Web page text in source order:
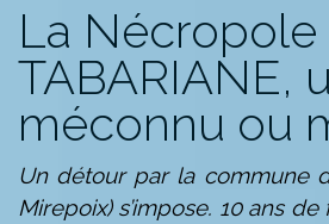
La Nécropole
TABARIANE,
méconnu ou
Un détour par la commune
Mirepoix) s’impose. 10 ans